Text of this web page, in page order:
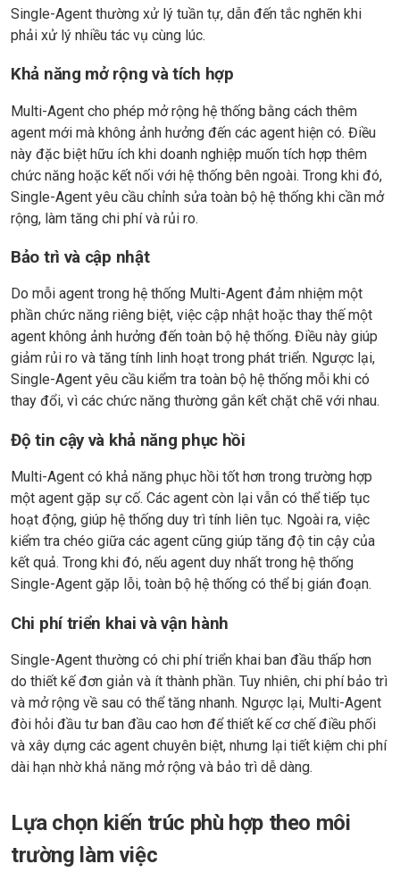
Single-Agent thường xử lý tuần tự, dẫn đến tắc nghẽn khi
phải xử lý nhiều tác vụ cùng lúc.
Khả năng mở rộng và tích hợp
Multi-Agent cho phép mở rộng hệ thống bằng cách thêm
agent mới mà không ảnh hưởng đến các agent hiện có. Điều
này đặc biệt hữu ích khi doanh nghiệp muốn tích hợp thêm
chức năng hoặc kết nối với hệ thống bên ngoài. Trong khi đó,
Single-Agent yêu cầu chỉnh sửa toàn bộ hệ thống khi cần mở
rộng, làm tăng chi phí và rủi ro.
Bảo trì và cập nhật
Do mỗi agent trong hệ thống Multi-Agent đảm nhiệm một
phần chức năng riêng biệt, việc cập nhật hoặc thay thế một
agent không ảnh hưởng đến toàn bộ hệ thống. Điều này giúp
giảm rủi ro và tăng tính linh hoạt trong phát triển. Ngược lại,
Single-Agent yêu cầu kiểm tra toàn bộ hệ thống mỗi khi có
thay đổi, vì các chức năng thường gắn kết chặt chẽ với nhau.
Độ tin cậy và khả năng phục hồi
Multi-Agent có khả năng phục hồi tốt hơn trong trường hợp
một agent gặp sự cố. Các agent còn lại vẫn có thể tiếp tục
hoạt động, giúp hệ thống duy trì tính liên tục. Ngoài ra, việc
kiểm tra chéo giữa các agent cũng giúp tăng độ tin cậy của
kết quả. Trong khi đó, nếu agent duy nhất trong hệ thống
Single-Agent gặp lỗi, toàn bộ hệ thống có thể bị gián đoạn.
Chi phí triển khai và vận hành
Single-Agent thường có chi phí triển khai ban đầu thấp hơn
do thiết kế đơn giản và ít thành phần. Tuy nhiên, chi phí bảo trì
và mở rộng về sau có thể tăng nhanh. Ngược lại, Multi-Agent
đòi hỏi đầu tư ban đầu cao hơn để thiết kế cơ chế điều phối
và xây dựng các agent chuyên biệt, nhưng lại tiết kiệm chi phí
dài hạn nhờ khả năng mở rộng và bảo trì dễ dàng.
Lựa chọn kiến trúc phù hợp theo môi
trường làm việc